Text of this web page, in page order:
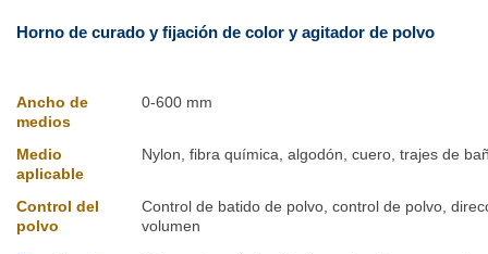
Horno de curado y fijación de color y agitador de polvo
Ancho de
medios
0-600 mm
Medio
aplicable
Nylon, fibra química, algodón, cuero, trajes de
Control del
polvo
Control de batido de polvo, control de polvo,
volumen